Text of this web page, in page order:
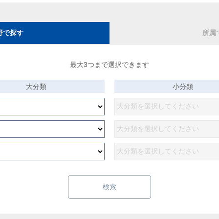
で探す 所属
最大3つまで選択できます
大分類 小分類
検索